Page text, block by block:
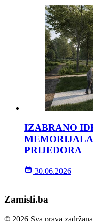
IZABRANO
PRIJEDORA
30.06.2026
Zamisli.ba
© 2026 Sva prava zadržana